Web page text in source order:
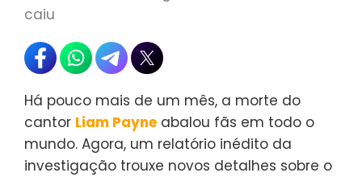
caiu
Há pouco mais de um mês, a morte do
cantor Liam Payne abalou fãs em todo o
mundo. Agora, um relatório inédito da
investigação trouxe novos detalhes sobre o